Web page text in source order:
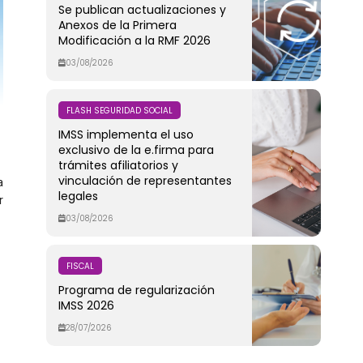
Se publican actualizaciones y
Anexos de la Primera
Modificación a la RMF 2026
03/08/2026
FLASH SEGURIDAD SOCIAL
IMSS implementa el uso
exclusivo de la e.firma para
trámites afiliatorios y
vinculación de representantes
legales
03/08/2026
FISCAL
Programa de regularización
IMSS 2026
28/07/2026